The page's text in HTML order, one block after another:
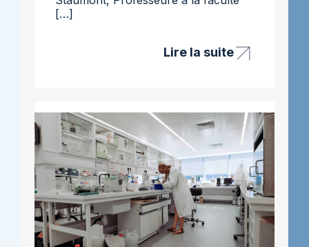
[…]
Lire la suite
Projet
Lutte
contre
le
cancer
du
sein